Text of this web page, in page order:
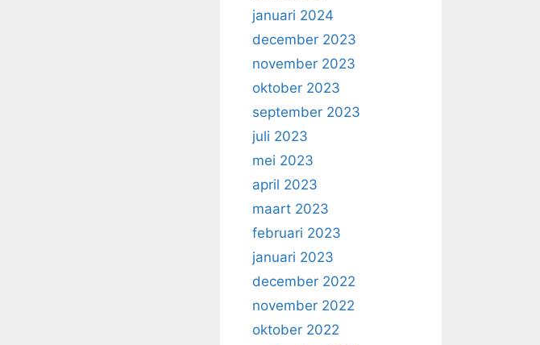
januari 2024
december 2023
november 2023
oktober 2023
september 2023
juli 2023
mei 2023
april 2023
maart 2023
februari 2023
januari 2023
december 2022
november 2022
oktober 2022